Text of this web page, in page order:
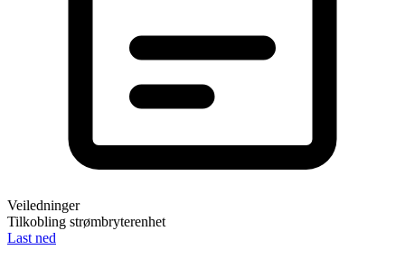
Veiledninger
Tilkobling strømbryterenhet
Last ned